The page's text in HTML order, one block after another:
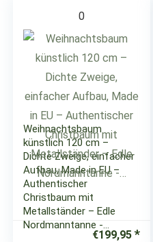
0
Weihnachtsbaum
künstlich 120 cm –
Dichte Zweige, einfacher
Aufbau, Made in EU –
Authentischer
Christbaum mit
Metallständer – Edle
Nordmanntanne -…
€199,95